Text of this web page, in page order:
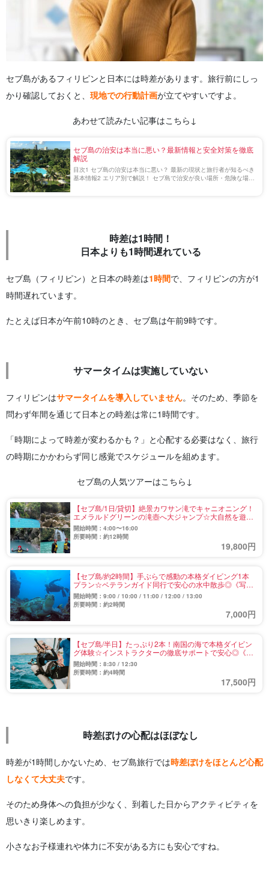
セブ島があるフィリピンと日本には時差があります。旅行前にしっ
かり確認しておくと、 現地での行動計画が立てやすいですよ。
あわせて読みたい記事はこちら↓
セブ島の治安は本当に悪い？最新情報と安全対策を徹底
解説
目次1 セブ島の治安は本当に悪い？ 最新の現状と旅行者が知るべき
基本情報2 エリア別で解説！ セブ島で治安が良い場所・危険な場所
時差は1時間！
日本よりも1時間遅れている
セブ島（フィリピン）と日本の時差は1時間で、フィリピンの方が1
時間遅れています。
たとえば日本が午前10時のとき、セブ島は午前9時です。
サマータイムは実施していない
フィリピンはサマータイムを導入していません。そのため、季節を
問わず年間を通じて日本との時差は常に1時間です。
「時期によって時差が変わるかも？」と心配する必要はなく、旅行
の時期にかかわらず同じ感覚でスケジュールを組めます。
セブ島の人気ツアーはこちら↓
【セブ島/1日/貸切】絶景カワサン滝でキャニオニング！
エメラルドグリーンの滝壺へ大ジャンプ☆大自然を遊び
尽くす《日本語ガイド＆無料送迎付》（No.4）
開始時間：4:00〜16:00
所要時間：約12時間
19,800円
【セブ島/約2時間】手ぶらで感動の本格ダイビング1本
プラン☆ベテランガイド同行で安心の水中散歩◎《写
真・動画無料＆送迎付き》（No.1)
開始時間：9:00 / 10:00 / 11:00 / 12:00 / 13:00
所要時間：約2時間
7,000円
【セブ島/半日】たっぷり2本！南国の海で本格ダイビン
グ体験☆インストラクターの徹底サポートで安心◎《選
べる午前・午後＆送迎付き》（No.3）
開始時間：8:30 / 12:30
所要時間：約4時間
17,500円
時差ぼけの心配はほぼなし
時差が1時間しかないため、セブ島旅行では時差ぼけをほとんど心配
しなくて大丈夫です。
そのため身体への負担が少なく、到着した日からアクティビティを
思いきり楽しめます。
小さなお子様連れや体力に不安がある方にも安心ですね。